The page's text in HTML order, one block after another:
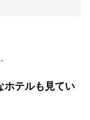
ホテルも見てい